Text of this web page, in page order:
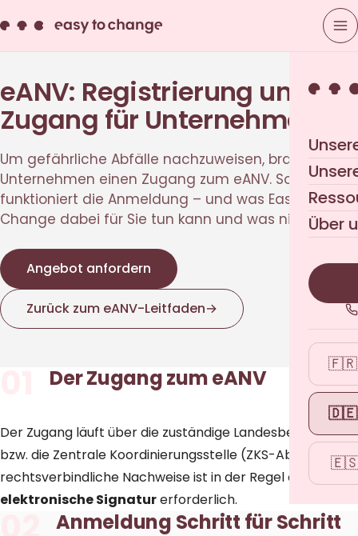
Über
🇫🇷
🇩🇪
eANV: Registrierung und
Zugang für Unternehmen
Um gefährliche Abfälle nachzuweisen, brauchen
Unternehmen einen Zugang zum eANV. So
funktioniert die Anmeldung – und was Easy to
Change dabei für Sie tun kann und was nicht.
Angebot anfordern
Zurück zum eANV-Leitfaden→
Der Zugang zum eANV
Der Zugang läuft über die zuständige Landesbehörde
bzw. die Zentrale Koordinierungsstelle (ZKS-Abfall). Für
rechtsverbindliche Nachweise ist in der Regel eine
elektronische Signaturerforderlich.
Anmeldung Schritt für Schritt